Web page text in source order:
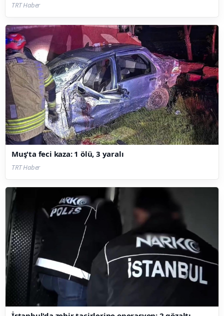
TRT Haber
Muş'ta feci kaza: 1 ölü, 3 yaralı
TRT Haber